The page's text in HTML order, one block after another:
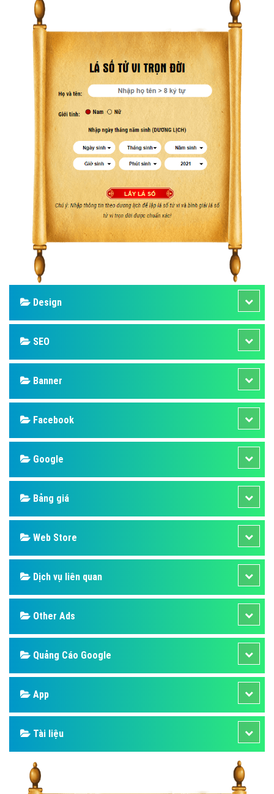
Design
SEO
Banner
Facebook
Google
Bảng giá
Web Store
Dịch vụ liên quan
Other Ads
Quảng Cáo Google
App
Tài liệu